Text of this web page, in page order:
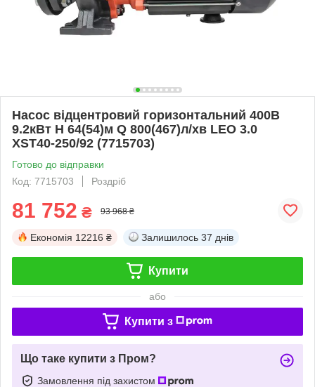
Насос відцентровий горизонтальний 400В
9.2кВт H 64(54)м Q 800(467)л/хв LEO 3.0
XST40-250/92 (7715703)
Готово до відправки
Код: 7715703
Роздріб
81 752 ₴ 93 968 ₴
Економія 12216 ₴ Залишилось 37 днів
Купити
або
Купити з
Що таке купити з Пром?
Замовлення під захистом